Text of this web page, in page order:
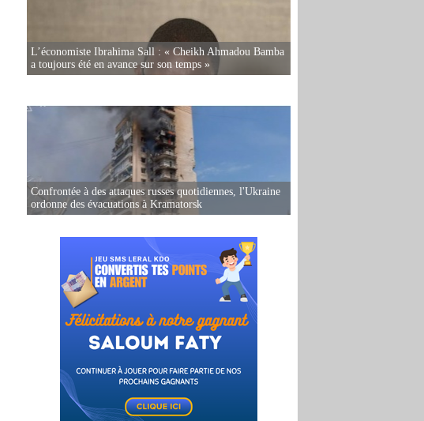
L’économiste Ibrahima Sall : « Cheikh Ahmadou Bamba
a toujours été en avance sur son temps »
Confrontée à des attaques russes quotidiennes, l'Ukraine
ordonne des évacuations à Kramatorsk